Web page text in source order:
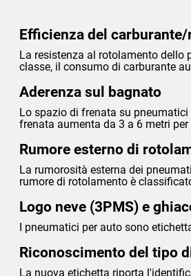
Efficienza del
La resistenza al rotolamento dello
classe, il consumo di carburante
Aderenza sul bagnato
Lo spazio di frenata su
frenata aumenta da 3 a 6 metri per
Rumore esterno di
La rumorosità esterna dei
rumore di rotolamento è
Logo neve (3PMS) e
I pneumatici per auto sono
Riconoscimento del tipo
La nuova etichetta riporta